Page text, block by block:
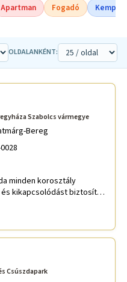
Apartman Fogadó
OLDALANKÉNT:
Szabolcs vármegye
Bereg
minden korosztály
kikapcsolódást biztosít
Csúszdapark